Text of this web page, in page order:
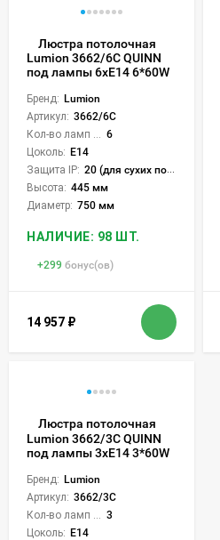
Люстра потолочная
Lumion 3662/6C QUINN
под лампы 6xE14 6*60W
Бренд: Lumion
Артикул: 3662/6C
Кол-во ламп или LED: 6
Цоколь: E14
Защита IP: 20 (для сухих пом.)
Высота: 445 мм
Диаметр: 750 мм
НАЛИЧИЕ: 98 ШТ.
+299 бонус(ов)
14 957 ₽
Люстра потолочная
Lumion 3662/3C QUINN
под лампы 3xE14 3*60W
Бренд: Lumion
Артикул: 3662/3C
3
Цоколь: E14